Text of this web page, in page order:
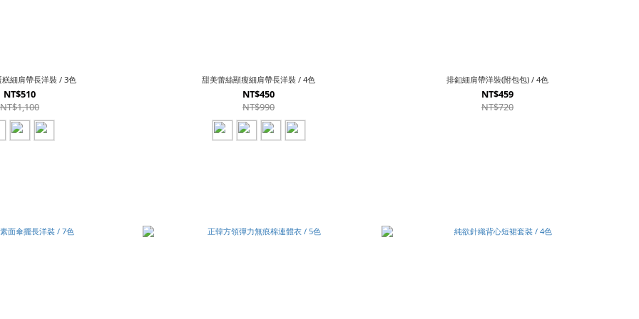
細肩帶長洋裝 / 3色
NT$510
NT$1,100
甜美蕾絲顯瘦細肩帶長洋裝 / 4色
NT$450
NT$990
排釦細肩帶洋裝(附包包) / 4色
NT$459
NT$720